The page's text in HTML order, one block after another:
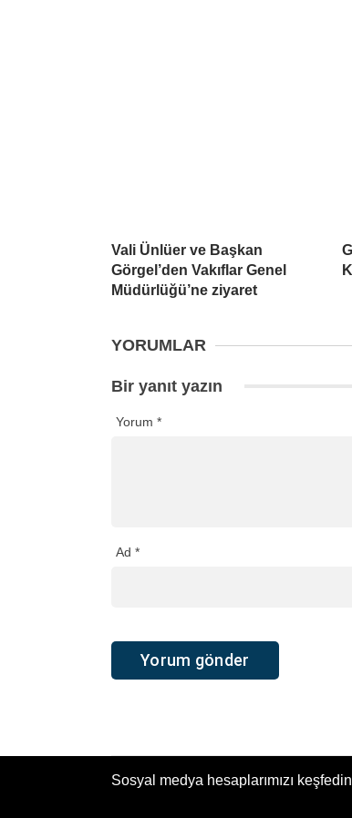
Vali Ünlüer ve Başkan
Görgel’den Vakıflar Genel
Müdürlüğü’ne ziyaret
YORUMLAR
Bir yanıt yazın
Yorum *
Ad *
Sosyal medya hesaplarımızı keşfedin